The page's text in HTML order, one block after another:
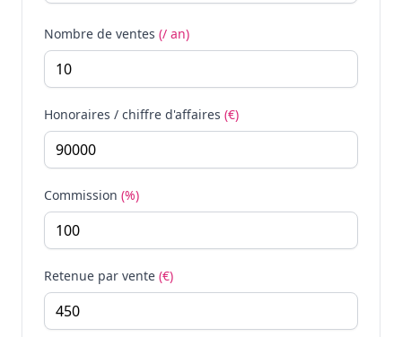
Nombre de ventes (/ an)
Honoraires / chiffre d'affaires (€)
Commission (%)
Retenue par vente (€)